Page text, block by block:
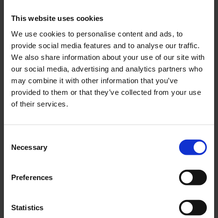
This website uses cookies
We use cookies to personalise content and ads, to
provide social media features and to analyse our traffic.
We also share information about your use of our site with
our social media, advertising and analytics partners who
may combine it with other information that you’ve
provided to them or that they’ve collected from your use
of their services.
Necessary
Preferences
Statistics
Avgassystem Derbi
Hunter Tecnigas Silent-
Pro
33253
1 295KR
Cylinderfotspackning
Yamaha PW50
PW00020
25KR